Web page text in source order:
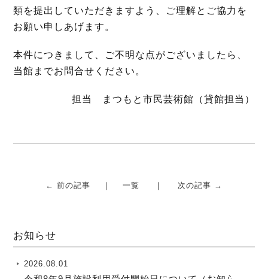
類を提出していただきますよう、ご理解とご協力を
お願い申しあげます。
本件につきまして、ご不明な点がございましたら、
当館までお問合せください。
担当 まつもと市民芸術館（貸館担当）
← 前の記事 一覧 次の記事 →
お知らせ
2026.08.01